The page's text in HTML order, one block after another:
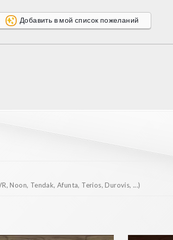
Добавить в мой список пожеланий
Noon, Tendak, Afunta, Terios, Durovis, ...)